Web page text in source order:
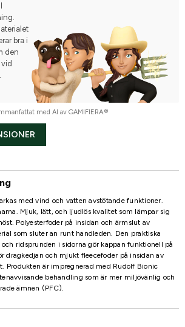
bra i
den
med AI av GAMIFIERA.®
med vind och vatten avstötande funktioner.
Mjuk, lätt, och ljudlös kvalitet som lämpar sig
Polyesterfoder på insidan och ärmslut av
som sluter an runt handleden. Den praktiska
ridsprunden i sidorna gör kappan funktionell på
dragkedjan och mjukt fleecefoder på insidan av
Produkten är impregnerad med Rudolf Bionic
behandling som är mer miljövänlig och
ämnen (PFC).